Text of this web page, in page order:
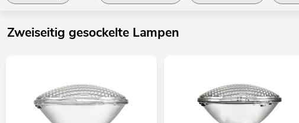
Zweiseitig gesockelte Lampen